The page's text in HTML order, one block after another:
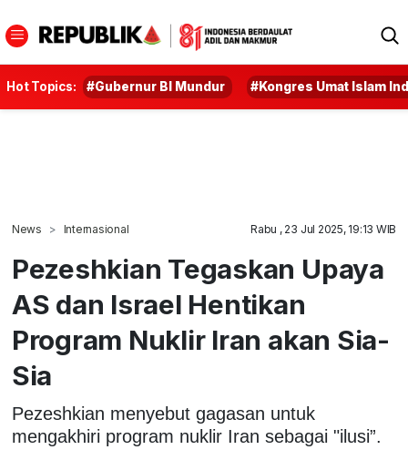
Hot Topics: #Gubernur BI Mundur #Kongres Umat Islam
News Internasional Rabu , 23 Jul 2025, 19:13 WIB
Pezeshkian Tegaskan Upaya
AS dan Israel Hentikan
Program Nuklir Iran akan Sia-
Sia
Pezeshkian menyebut gagasan untuk
mengakhiri program nuklir Iran sebagai "ilusi”.